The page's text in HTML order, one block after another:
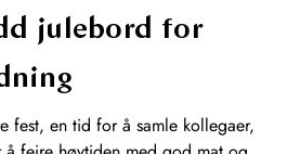
julebord for
fest, en tid for å samle kollegaer,